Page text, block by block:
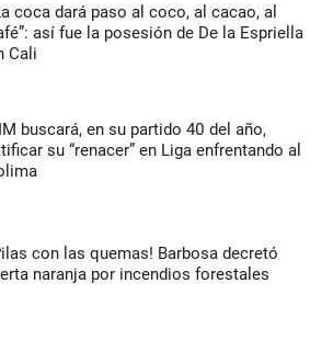
coca dará paso al coco, al cacao, al
así fue la posesión de De la Espriella
Cali
buscará, en su partido 40 del año,
su “renacer” en Liga enfrentando al
con las quemas! Barbosa decretó
naranja por incendios forestales